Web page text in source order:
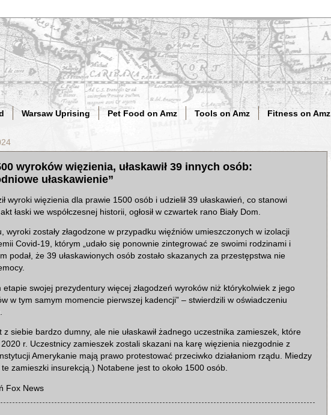
Warsaw Uprising Pet Food on Amz Tools on Amz Fitness on Amz
wyroków więzienia, ułaskawił 39 innych osób:
ułaskawienie”
wyroki więzienia dla prawie 1500 osób i udzielił 39 ułaskawień, co stanowi
łaski we współczesnej historii, ogłosił w czwartek rano Biały Dom.
wyroki zostały złagodzone w przypadku więźniów umieszczonych w izolacji
Covid-19, którym „udało się ponownie zintegrować ze swoimi rodzinami i
podał, że 39 ułaskawionych osób zostało skazanych za przestępstwa nie
etapie swojej prezydentury więcej złagodzeń wyroków niż którykolwiek z jego
w tym samym momencie pierwszej kadencji” – stwierdzili w oświadczeniu
z siebie bardzo dumny, ale nie ułaskawił żadnego uczestnika zamieszek, które
2020 r. Uczestnicy zamieszek zostali skazani na karę więzienia niezgodnie z
Amerykanie mają prawo protestować przeciwko działaniom rządu. Miedzy
zamieszki insurekcją.) Notabene jest to około 1500 osób.
Fox News